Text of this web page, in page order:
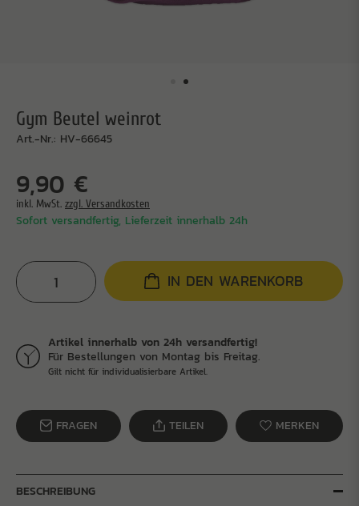
Gym Beutel weinrot
Art.-Nr.: HV-66645
9,90 €
inkl. MwSt. zzgl. Versandkosten
Sofort versandfertig, Lieferzeit innerhalb 24h
IN DEN WARENKORB
Artikel innerhalb von 24h versandfertig!
Für Bestellungen von Montag bis Freitag.
Gilt nicht für individualisierbare Artikel.
FRAGEN TEILEN MERKEN
BESCHREIBUNG